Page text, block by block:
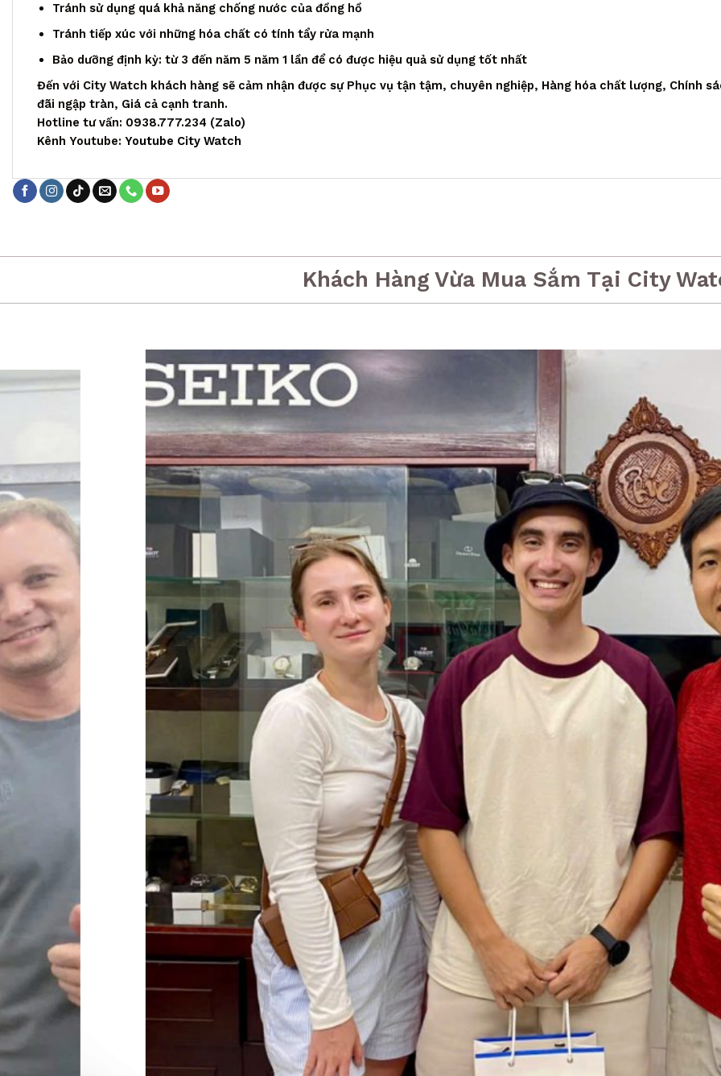
Tránh sử dụng quá khả năng chống nước của đồng hồ
Tránh tiếp xúc với những hóa chất có tính tẩy rửa mạnh
Bảo dưỡng định kỳ: từ 3 đến năm 5 năm 1 lần để có được hiệu quả sử dụng tốt nhất
Đến với City Watch khách hàng sẽ cảm nhận được sự Phục vụ tận tậm, chuyên nghiệp, Hàng hóa chất lượng, Chính
đãi ngập tràn, Giá cả cạnh tranh.
Hotline tư vấn: 0938.777.234 (Zalo)
Kênh Youtube: Youtube City Watch
Khách Hàng Vừa Mua Sắm Tại City